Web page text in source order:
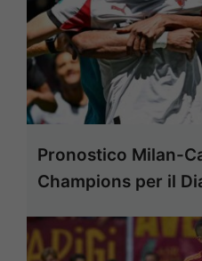
Pronostico Milan-
Champions per il